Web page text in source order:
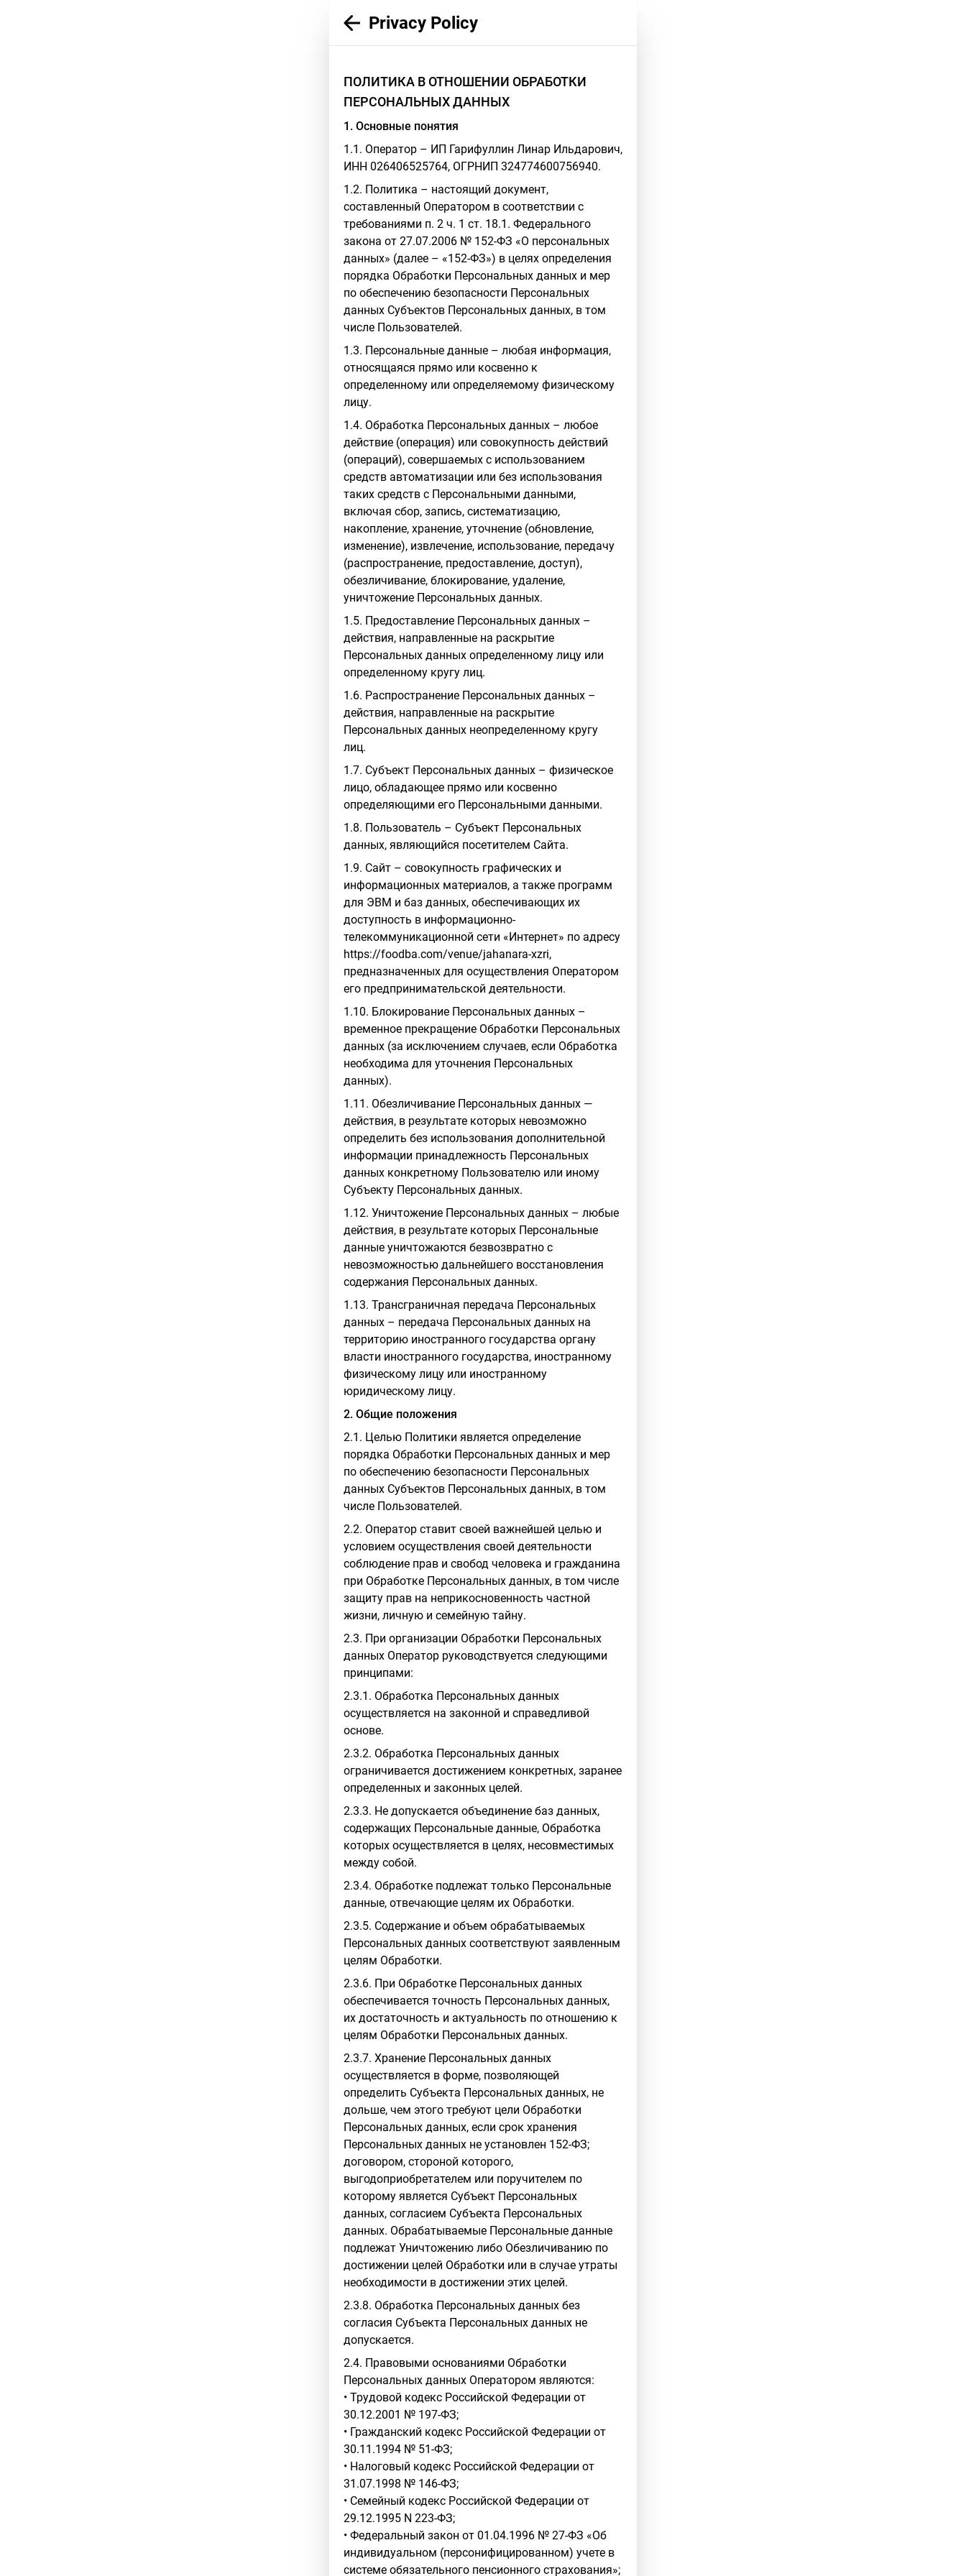
Privacy Policy
ПОЛИТИКА В ОТНОШЕНИИ ОБРАБОТКИ
ПЕРСОНАЛЬНЫХ ДАННЫХ
1. Основные понятия
1.1. Оператор – ИП Гарифуллин Линар Ильдарович,
ИНН 026406525764, ОГРНИП 324774600756940.
1.2. Политика – настоящий документ,
составленный Оператором в соответствии с
требованиями п. 2 ч. 1 ст. 18.1. Федерального
закона от 27.07.2006 № 152-ФЗ «О персональных
данных» (далее – «152-ФЗ») в целях определения
порядка Обработки Персональных данных и мер
по обеспечению безопасности Персональных
данных Субъектов Персональных данных, в том
числе Пользователей.
1.3. Персональные данные – любая информация,
относящаяся прямо или косвенно к
определенному или определяемому физическому
лицу.
1.4. Обработка Персональных данных – любое
действие (операция) или совокупность действий
(операций), совершаемых с использованием
средств автоматизации или без использования
таких средств с Персональными данными,
включая сбор, запись, систематизацию,
накопление, хранение, уточнение (обновление,
изменение), извлечение, использование, передачу
(распространение, предоставление, доступ),
обезличивание, блокирование, удаление,
уничтожение Персональных данных.
1.5. Предоставление Персональных данных –
действия, направленные на раскрытие
Персональных данных определенному лицу или
определенному кругу лиц.
1.6. Распространение Персональных данных –
действия, направленные на раскрытие
Персональных данных неопределенному кругу
лиц.
1.7. Субъект Персональных данных – физическое
лицо, обладающее прямо или косвенно
определяющими его Персональными данными.
1.8. Пользователь – Субъект Персональных
данных, являющийся посетителем Сайта.
1.9. Сайт – совокупность графических и
информационных материалов, а также программ
для ЭВМ и баз данных, обеспечивающих их
доступность в информационно-
телекоммуникационной сети «Интернет» по адресу
https://foodba.com/venue/jahanara-xzri,
предназначенных для осуществления Оператором
его предпринимательской деятельности.
1.10. Блокирование Персональных данных –
временное прекращение Обработки Персональных
данных (за исключением случаев, если Обработка
необходима для уточнения Персональных
данных).
1.11. Обезличивание Персональных данных —
действия, в результате которых невозможно
определить без использования дополнительной
информации принадлежность Персональных
данных конкретному Пользователю или иному
Субъекту Персональных данных.
1.12. Уничтожение Персональных данных – любые
действия, в результате которых Персональные
данные уничтожаются безвозвратно с
невозможностью дальнейшего восстановления
содержания Персональных данных.
1.13. Трансграничная передача Персональных
данных – передача Персональных данных на
территорию иностранного государства органу
власти иностранного государства, иностранному
физическому лицу или иностранному
юридическому лицу.
2. Общие положения
2.1. Целью Политики является определение
порядка Обработки Персональных данных и мер
по обеспечению безопасности Персональных
данных Субъектов Персональных данных, в том
числе Пользователей.
2.2. Оператор ставит своей важнейшей целью и
условием осуществления своей деятельности
соблюдение прав и свобод человека и гражданина
при Обработке Персональных данных, в том числе
защиту прав на неприкосновенность частной
жизни, личную и семейную тайну.
2.3. При организации Обработки Персональных
данных Оператор руководствуется следующими
принципами:
2.3.1. Обработка Персональных данных
осуществляется на законной и справедливой
основе.
2.3.2. Обработка Персональных данных
ограничивается достижением конкретных, заранее
определенных и законных целей.
2.3.3. Не допускается объединение баз данных,
содержащих Персональные данные, Обработка
которых осуществляется в целях, несовместимых
между собой.
2.3.4. Обработке подлежат только Персональные
данные, отвечающие целям их Обработки.
2.3.5. Содержание и объем обрабатываемых
Персональных данных соответствуют заявленным
целям Обработки.
2.3.6. При Обработке Персональных данных
обеспечивается точность Персональных данных,
их достаточность и актуальность по отношению к
целям Обработки Персональных данных.
2.3.7. Хранение Персональных данных
осуществляется в форме, позволяющей
определить Субъекта Персональных данных, не
дольше, чем этого требуют цели Обработки
Персональных данных, если срок хранения
Персональных данных не установлен 152-ФЗ;
договором, стороной которого,
выгодоприобретателем или поручителем по
которому является Субъект Персональных
данных, согласием Субъекта Персональных
данных. Обрабатываемые Персональные данные
подлежат Уничтожению либо Обезличиванию по
достижении целей Обработки или в случае утраты
необходимости в достижении этих целей.
2.3.8. Обработка Персональных данных без
согласия Субъекта Персональных данных не
допускается.
2.4. Правовыми основаниями Обработки
Персональных данных Оператором являются:
• Трудовой кодекс Российской Федерации от
30.12.2001 № 197-ФЗ;
• Гражданский кодекс Российской Федерации от
30.11.1994 № 51-ФЗ;
• Налоговый кодекс Российской Федерации от
31.07.1998 № 146-ФЗ;
• Семейный кодекс Российской Федерации от
29.12.1995 N 223-ФЗ;
• Федеральный закон от 01.04.1996 № 27-ФЗ «Об
индивидуальном (персонифицированном) учете в
системе обязательного пенсионного страхования»;